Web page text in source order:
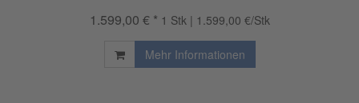
1.599,00 € * 1 Stk | 1.599,00 €/Stk
Mehr Informationen